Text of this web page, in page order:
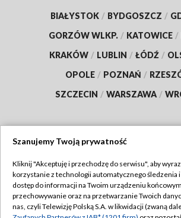
BIAŁYSTOK / BYDGOSZCZ /
GORZÓW WLKP. / KATOWICE /
KRAKÓW / LUBLIN / ŁÓDŹ /
OPOLE / POZNAŃ /
SZCZECIN / WARSZAWA /
TVP
Abonament TVP
Emisja w TVP
Regulamin TVP
Szanujemy Twoją prywatność
Kliknij "Akceptuję i przechodzę do serwisu", aby
korzystanie z technologii automatycznego śledzenia
dostęp do informacji na Twoim urządzeniu
przechowywanie oraz na przetwarzanie Twoich
nas, czyli Telewizję Polską S.A. w likwidacji (zwaną